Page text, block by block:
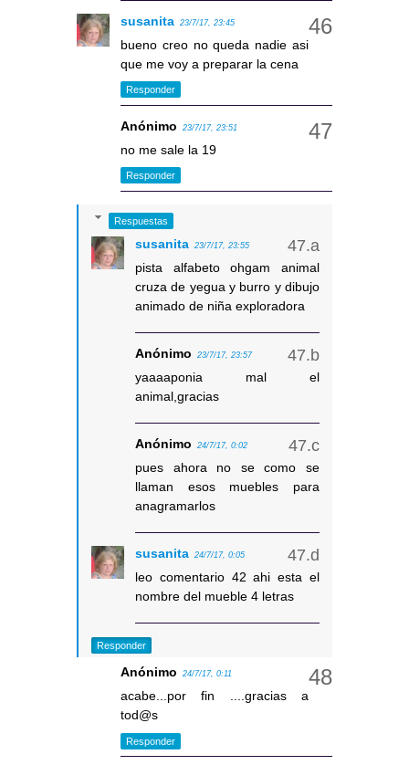
susanita 23/7/17, 23:45
bueno creo no queda nadie asi
que me voy a preparar la cena
Responder
Anónimo 23/7/17, 23:51
no me sale la 19
Responder
Respuestas
susanita 23/7/17, 23:55
pista alfabeto ohgam animal
cruza de yegua y burro y dibujo
animado de niña exploradora
Anónimo 23/7/17, 23:57
yaaaaponia mal el
animal,gracias
Anónimo 24/7/17, 0:02
pues ahora no se como se
llaman esos muebles para
anagramarlos
susanita 24/7/17, 0:05
leo comentario 42 ahi esta el
nombre del mueble 4 letras
Responder
Anónimo 24/7/17, 0:11
acabe...por fin ....gracias a
tod@s
Responder